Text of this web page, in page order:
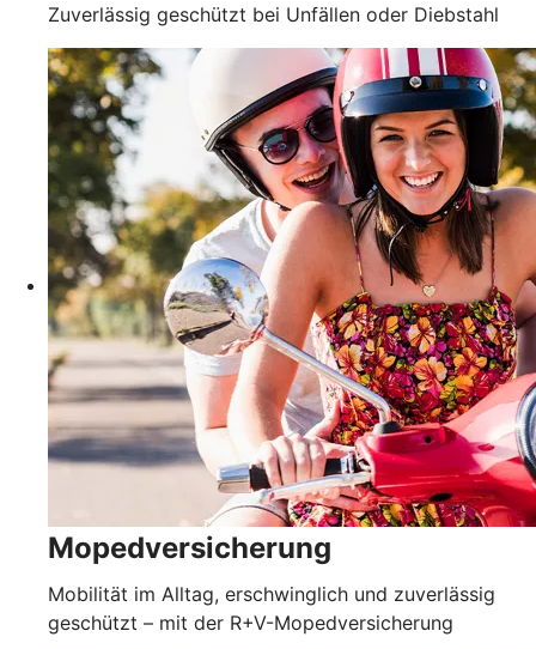
Zuverlässig geschützt bei Unfällen oder Diebstahl
Mopedversicherung
Mobilität im Alltag, erschwinglich und zuverlässig
geschützt – mit der R+V-Mopedversicherung